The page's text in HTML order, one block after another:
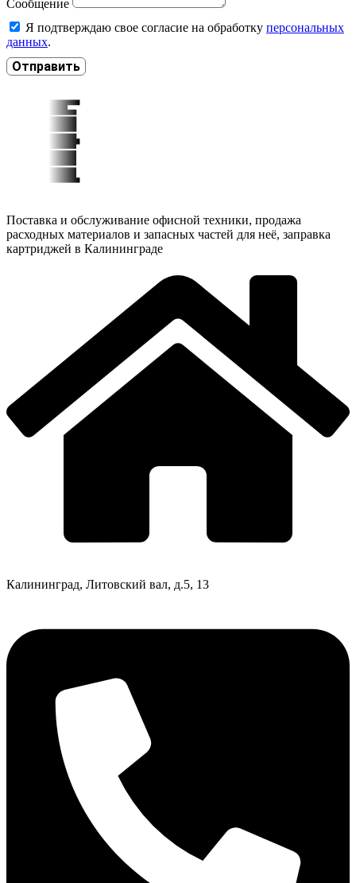
Сообщение
Я подтверждаю свое согласие на обработку персональных
данных.
Отправить
Поставка и обслуживание офисной техники, продажа
расходных материалов и запасных частей для неё, заправка
картриджей в Калининграде
Калининград, Литовский вал, д.5, 13